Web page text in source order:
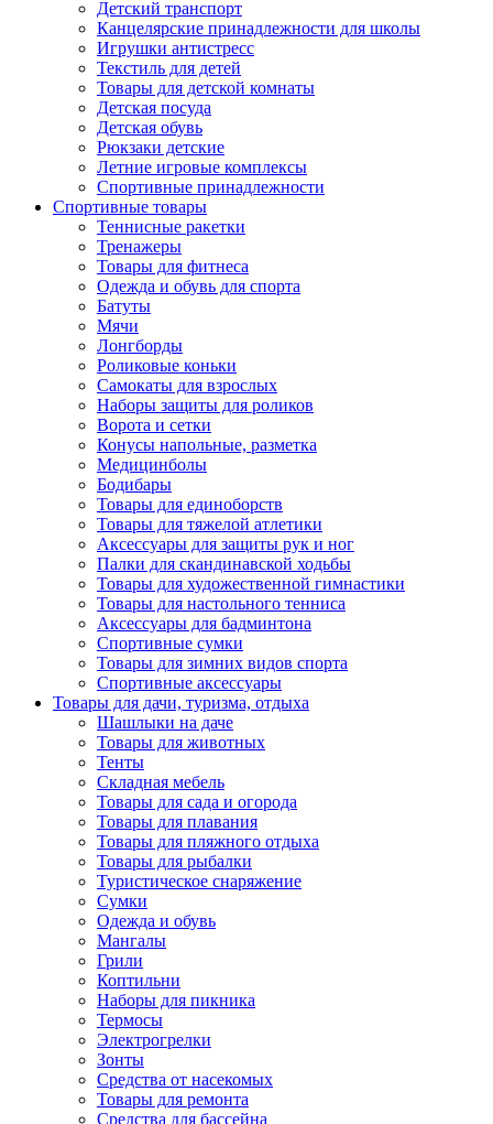
Детский транспорт
Канцелярские принадлежности для школы
Игрушки антистресс
Текстиль для детей
Товары для детской комнаты
Детская посуда
Детская обувь
Рюкзаки детские
Летние игровые комплексы
Спортивные принадлежности
Спортивные товары
Теннисные ракетки
Тренажеры
Товары для фитнеса
Одежда и обувь для спорта
Батуты
Мячи
Лонгборды
Роликовые коньки
Самокаты для взрослых
Наборы защиты для роликов
Ворота и сетки
Конусы напольные, разметка
Медицинболы
Бодибары
Товары для единоборств
Товары для тяжелой атлетики
Аксессуары для защиты рук и ног
Палки для скандинавской ходьбы
Товары для художественной гимнастики
Товары для настольного тенниса
Аксессуары для бадминтона
Спортивные сумки
Товары для зимних видов спорта
Спортивные аксессуары
Товары для дачи, туризма, отдыха
Шашлыки на даче
Товары для животных
Тенты
Складная мебель
Товары для сада и огорода
Товары для плавания
Товары для пляжного отдыха
Товары для рыбалки
Туристическое снаряжение
Сумки
Одежда и обувь
Мангалы
Грили
Коптильни
Наборы для пикника
Термосы
Электрогрелки
Зонты
Средства от насекомых
Товары для ремонта
Средства для бассейна